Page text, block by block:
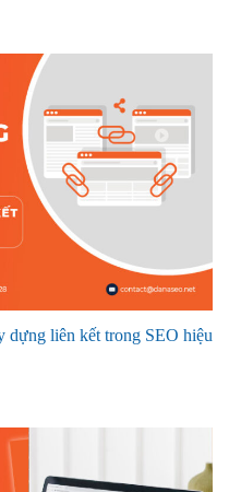
liên kết trong SEO hiệu